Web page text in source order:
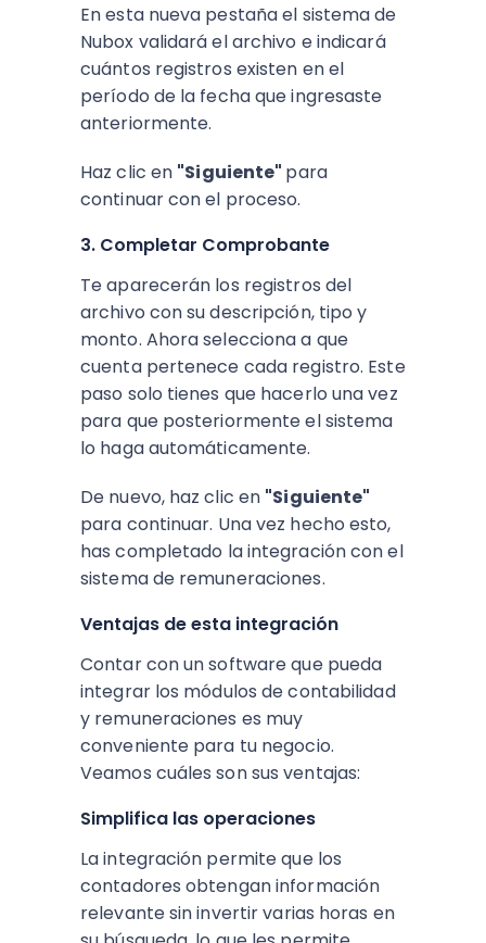
En esta nueva pestaña el sistema de
Nubox validará el archivo e indicará
cuántos registros existen en el
período de la fecha que ingresaste
anteriormente.
Haz clic en "Siguiente" para
continuar con el proceso.
3. Completar Comprobante
Te aparecerán los registros del
archivo con su descripción, tipo y
monto. Ahora selecciona a que
cuenta pertenece cada registro. Este
paso solo tienes que hacerlo una vez
para que posteriormente el sistema
lo haga automáticamente.
De nuevo, haz clic en "Siguiente"
para continuar. Una vez hecho esto,
has completado la integración con el
sistema de remuneraciones.
Ventajas de esta integración
Contar con un software que pueda
integrar los módulos de contabilidad
y remuneraciones es muy
conveniente para tu negocio.
Veamos cuáles son sus ventajas:
Simplifica las operaciones
La integración permite que los
contadores obtengan información
relevante sin invertir varias horas en